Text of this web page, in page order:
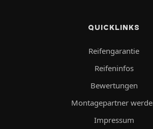
QUICKLINKS
Reifengarantie
Reifeninfos
Bewertungen
Montagepartner
Impressum